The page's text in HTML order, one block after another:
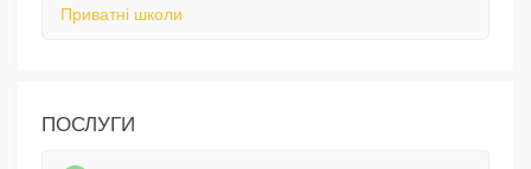
Приватні школи
ПОСЛУГИ